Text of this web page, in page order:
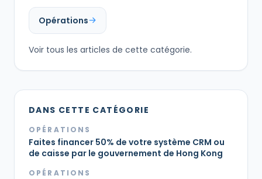
Opérations
Voir tous les articles de cette catégorie.
DANS CETTE CATÉGORIE
OPÉRATIONS
Faites financer 50% de votre système CRM ou
de caisse par le gouvernement de Hong Kong
OPÉRATIONS